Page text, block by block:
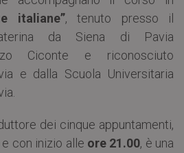
italiane”, tenuto presso il
da Siena di Pavia
Ciconte e riconosciuto
e dalla Scuola Universitaria
dei cinque appuntamenti,
con inizio alle ore 21.00, è una